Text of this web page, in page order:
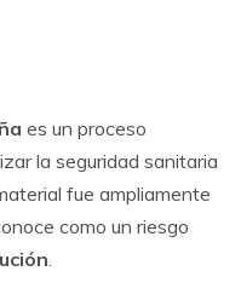
es un proceso
la seguridad sanitaria
fue ampliamente
como un riesgo
.